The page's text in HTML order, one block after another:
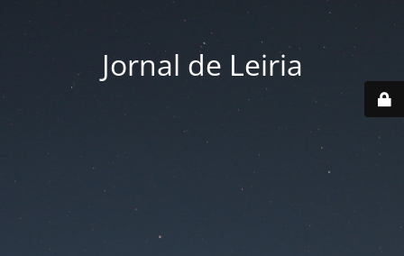
Jornal de Leiria